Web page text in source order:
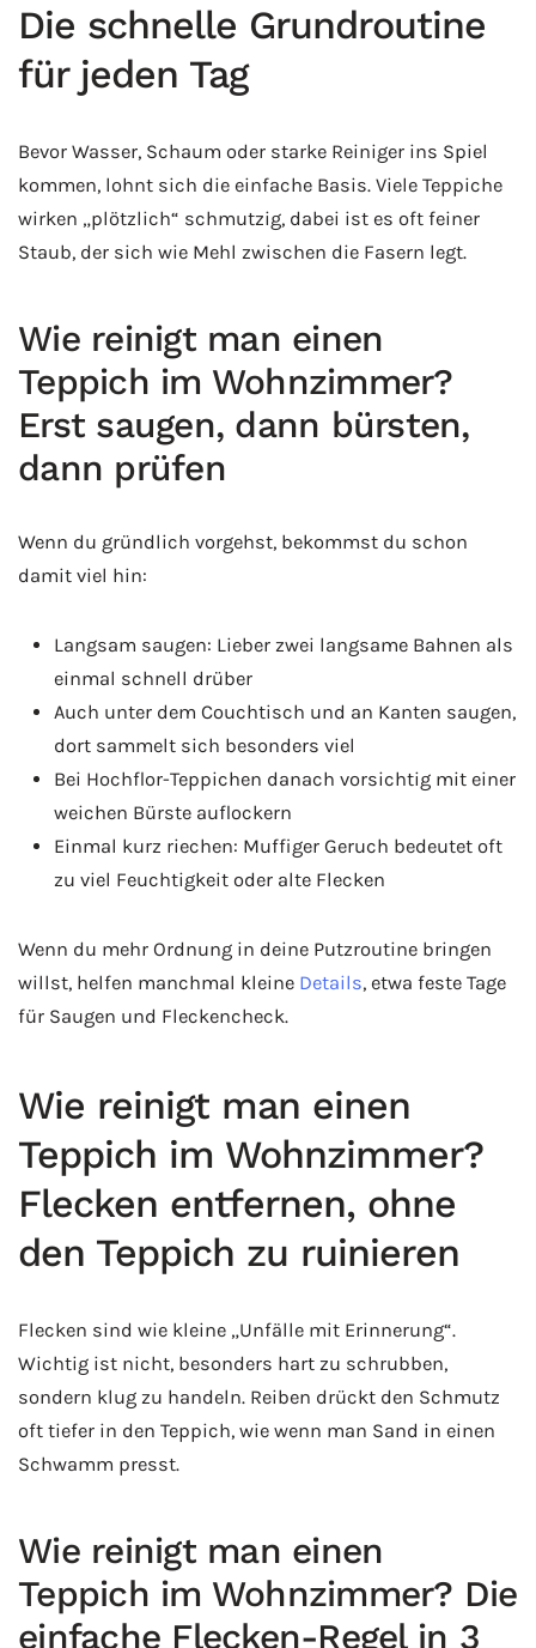
Die schnelle Grundroutine
für jeden Tag
Bevor Wasser, Schaum oder starke Reiniger ins Spiel
kommen, lohnt sich die einfache Basis. Viele Teppiche
wirken „plötzlich“ schmutzig, dabei ist es oft feiner
Staub, der sich wie Mehl zwischen die Fasern legt.
Wie reinigt man einen
Teppich im Wohnzimmer?
Erst saugen, dann bürsten,
dann prüfen
Wenn du gründlich vorgehst, bekommst du schon
damit viel hin:
Langsam saugen: Lieber zwei langsame Bahnen als
einmal schnell drüber
Auch unter dem Couchtisch und an Kanten saugen,
dort sammelt sich besonders viel
Bei Hochflor-Teppichen danach vorsichtig mit einer
weichen Bürste auflockern
Einmal kurz riechen: Muffiger Geruch bedeutet oft
zu viel Feuchtigkeit oder alte Flecken
Wenn du mehr Ordnung in deine Putzroutine bringen
willst, helfen manchmal kleine Details, etwa feste Tage
für Saugen und Fleckencheck.
Wie reinigt man einen
Teppich im Wohnzimmer?
Flecken entfernen, ohne
den Teppich zu ruinieren
Flecken sind wie kleine „Unfälle mit Erinnerung“.
Wichtig ist nicht, besonders hart zu schrubben,
sondern klug zu handeln. Reiben drückt den Schmutz
oft tiefer in den Teppich, wie wenn man Sand in einen
Schwamm presst.
Wie reinigt man einen
Teppich im Wohnzimmer? Die
einfache Flecken-Regel in 3